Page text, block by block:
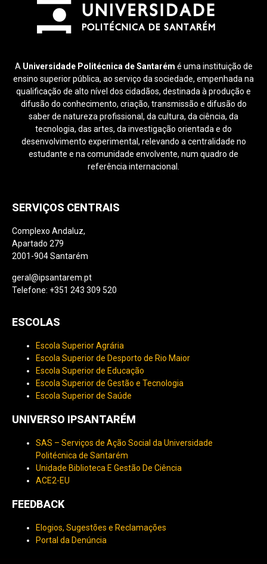
A Universidade Politécnica de Santarém é uma instituição de
ensino superior pública, ao serviço da sociedade, empenhada na
qualificação de alto nível dos cidadãos, destinada à produção e
difusão do conhecimento, criação, transmissão e difusão do
saber de natureza profissional, da cultura, da ciência, da
tecnologia, das artes, da investigação orientada e do
desenvolvimento experimental, relevando a centralidade no
estudante e na comunidade envolvente, num quadro de
referência internacional.
SERVIÇOS CENTRAIS
Complexo Andaluz,
Apartado 279
2001-904 Santarém
geral@ipsantarem.pt
Telefone: +351 243 309 520
ESCOLAS
Escola Superior Agrária
Escola Superior de Desporto de Rio Maior
Escola Superior de Educação
Escola Superior de Gestão e Tecnologia
Escola Superior de Saúde
UNIVERSO IPSANTARÉM
SAS – Serviços de Ação Social da Universidade
Politécnica de Santarém
Unidade Biblioteca E Gestão De Ciência
ACE2-EU
FEEDBACK
Elogios, Sugestões e Reclamações
Portal da Denúncia